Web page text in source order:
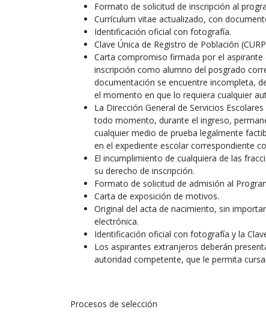
Formato de solicitud de inscripción al
Currículum vitae actualizado, con
Identificación oficial con fotografía.
Clave Única de Registro de Población
Carta compromiso firmada por el
inscripción como alumno del posgrado
documentación se encuentre incompleta,
el momento en que lo requiera cualquier
La Dirección General de Servicios
todo momento, durante el ingreso,
cualquier medio de prueba legalmente
en el expediente escolar correspondiente
El incumplimiento de cualquiera de las
su derecho de inscripción.
Formato de solicitud de admisión al
Carta de exposición de motivos.
Original del acta de nacimiento, sin
electrónica.
Identificación oficial con fotografía y la
Los aspirantes extranjeros deberán
autoridad competente, que le permita
Procesos de selección